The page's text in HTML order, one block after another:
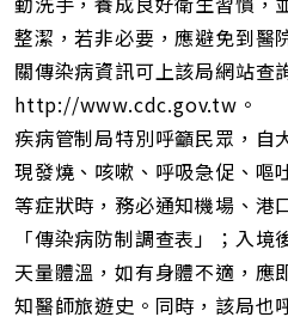
整潔，若非必要，應避免到醫
關傳染病資訊可上該局網站查
http://www.cdc.gov.tw。
疾病管制局特別呼籲民眾，自
現發燒、咳嗽、呼吸急促、嘔
等症狀時，務必通知機場、港
「傳染病防制調查表」；入
天量體溫，如有身體不適，應
知醫師旅遊史。同時，該局也